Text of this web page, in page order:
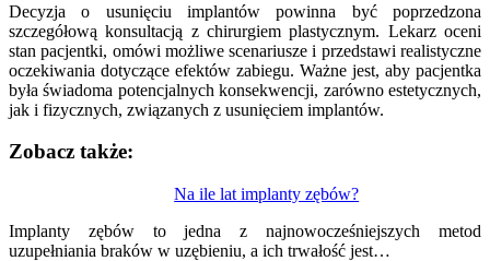
Decyzja o usunięciu implantów powinna być poprzedzona
szczegółową konsultacją z chirurgiem plastycznym. Lekarz oceni
stan pacjentki, omówi możliwe scenariusze i przedstawi realistyczne
oczekiwania dotyczące efektów zabiegu. Ważne jest, aby pacjentka
była świadoma potencjalnych konsekwencji, zarówno estetycznych,
jak i fizycznych, związanych z usunięciem implantów.
Zobacz także:
Na ile lat implanty zębów?
Implanty zębów to jedna z najnowocześniejszych metod
uzupełniania braków w uzębieniu, a ich trwałość jest…
wpisu